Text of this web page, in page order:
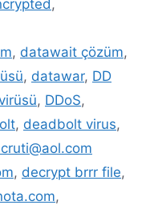
,
, datawait çözüm,
, datawar, DD
, DDoS,
, deadbolt virus,
, decrypt brrr file,
,